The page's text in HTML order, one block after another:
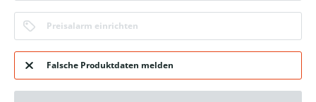
Preisalarm einrichten
Falsche Produktdaten melden